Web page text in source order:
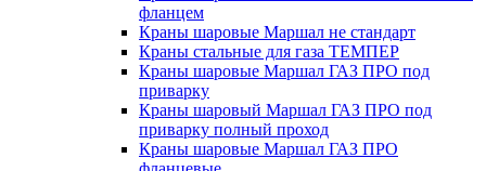
фланцем
Краны шаровые Маршал не стандарт
Краны стальные для газа ТЕМПЕР
Краны шаровые Маршал ГАЗ ПРО под
приварку
Краны шаровый Маршал ГАЗ ПРО под
приварку полный проход
Краны шаровые Маршал ГАЗ ПРО